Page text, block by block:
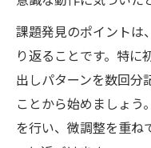
課題発見のポイントは
り返ることです。特に
出しパターンを数回分
ことから始めましょ
を行い、微調整を重